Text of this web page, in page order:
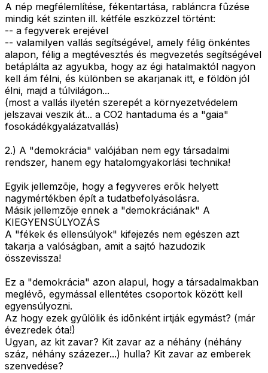
A nép megfélemlítése, fékentartása, rabláncra fûzése
mindig két szinten ill. kétféle eszközzel történt:
-- a fegyverek erejével
-- valamilyen vallás segítségével, amely félig önkéntes
alapon, félig a megtévesztés és megvezetés segítségével
betáplálta az agyukba, hogy az égi hatalmaktól nagyon
kell ám félni, és különben se akarjanak itt, e földön jól
élni, majd a túlvilágon...
(most a vallás ilyetén szerepét a környezetvédelem
jelszavai veszik át... a CO2 hantaduma és a "gaia"
fosokádékgyalázatvallás)
2.) A "demokrácia" valójában nem egy társadalmi
rendszer, hanem egy hatalomgyakorlási technika!
Egyik jellemzõje, hogy a fegyveres erõk helyett
nagymértékben épít a tudatbefolyásolásra.
Másik jellemzõje ennek a "demokráciának" A
KIEGYENSÚLYOZÁS
A "fékek és ellensúlyok" kifejezés nem egészen azt
takarja a valóságban, amit a sajtó hazudozik
összevissza!
Ez a "demokrácia" azon alapul, hogy a társadalmakban
meglévõ, egymással ellentétes csoportok között kell
egyensúlyozni.
Az hogy ezek gyûlölik és idõnként irtják egymást? (már
évezredek óta!)
Ugyan, az kit zavar? Kit zavar az a néhány (néhány
száz, néhány százezer...) hulla? Kit zavar az emberek
szenvedése?